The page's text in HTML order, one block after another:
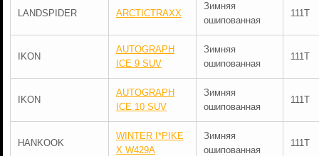
LANDSPIDER ARCTICTRAXX
Зимняя
ошипованная
111T
IKON
AUTOGRAPH
ICE 9 SUV
Зимняя
ошипованная
111T
IKON
AUTOGRAPH
ICE 10 SUV
Зимняя
ошипованная
111T
HANKOOK
WINTER I*PIKE
X W429A
Зимняя
ошипованная
111T